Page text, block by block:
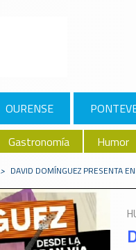
OURENSE
Gastronomía Humor
> DAVID DOMÍNGUEZ PRESENTA